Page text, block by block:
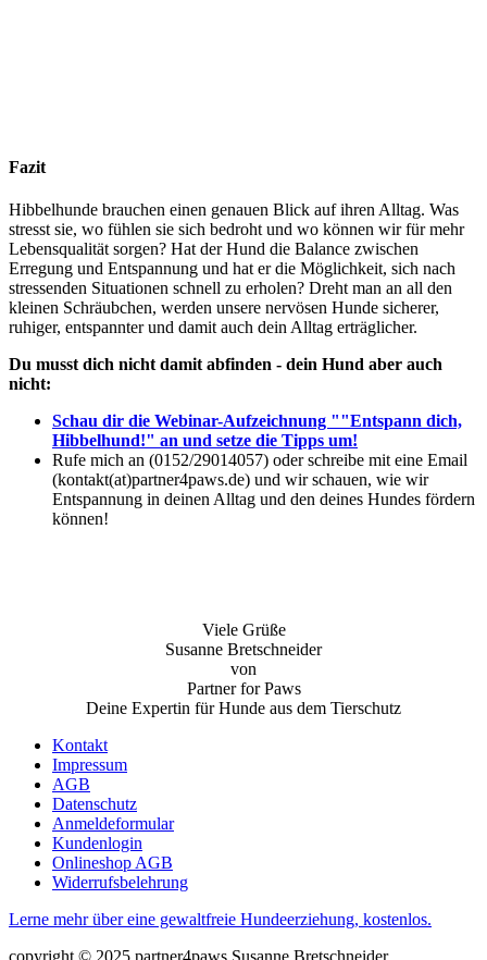
Fazit
Hibbelhunde brauchen einen genauen Blick auf ihren Alltag. Was
stresst sie, wo fühlen sie sich bedroht und wo können wir für mehr
Lebensqualität sorgen? Hat der Hund die Balance zwischen
Erregung und Entspannung und hat er die Möglichkeit, sich nach
stressenden Situationen schnell zu erholen? Dreht man an all den
kleinen Schräubchen, werden unsere nervösen Hunde sicherer,
ruhiger, entspannter und damit auch dein Alltag erträglicher.
Du musst dich nicht damit abfinden - dein Hund aber auch
nicht:
Schau dir die Webinar-Aufzeichnung ""Entspann dich,
Hibbelhund!" an und setze die Tipps um!
Rufe mich an (0152/29014057) oder schreibe mit eine Email
(kontakt(at)partner4paws.de) und wir schauen, wie wir
Entspannung in deinen Alltag und den deines Hundes fördern
können!
Viele Grüße
Susanne Bretschneider
von
Partner for Paws
Deine Expertin für Hunde aus dem Tierschutz
Kontakt
Impressum
AGB
Datenschutz
Anmeldeformular
Kundenlogin
Onlineshop AGB
Widerrufsbelehrung
Lerne mehr über eine gewaltfreie Hundeerziehung, kostenlos.
copyright © 2025 partner4paws Susanne Bretschneider